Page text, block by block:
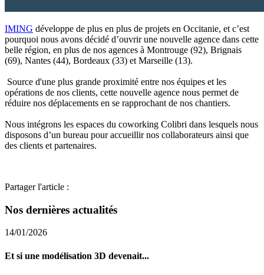
IMING développe de plus en plus de projets en Occitanie, et c’est
pourquoi nous avons décidé d’ouvrir une nouvelle agence dans cette
belle région, en plus de nos agences à Montrouge (92), Brignais
(69), Nantes (44), Bordeaux (33) et Marseille (13).
Source d'une plus grande proximité entre nos équipes et les
opérations de nos clients, cette nouvelle agence nous permet de
réduire nos déplacements en se rapprochant de nos chantiers.
Nous intégrons les espaces du coworking Colibri dans lesquels nous
disposons d’un bureau pour accueillir nos collaborateurs ainsi que
des clients et partenaires.
Partager l'article :
Nos dernières actualités
14/01/2026
Et si une modélisation 3D devenait...